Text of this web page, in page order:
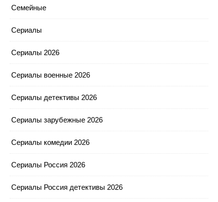
Семейные
Сериалы
Сериалы 2026
Сериалы военные 2026
Сериалы детективы 2026
Сериалы зарубежные 2026
Сериалы комедии 2026
Сериалы Россия 2026
Сериалы Россия детективы 2026